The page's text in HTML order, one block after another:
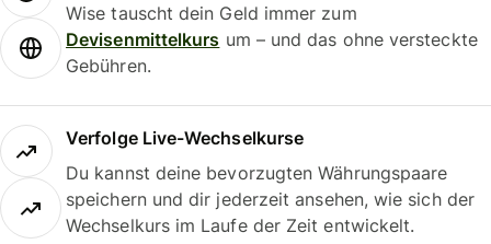
Wise tauscht dein Geld immer zum
Devisenmittelkurs um – und das ohne versteckte
Gebühren.
Verfolge Live-Wechselkurse
Du kannst deine bevorzugten Währungspaare
speichern und dir jederzeit ansehen, wie sich der
Wechselkurs im Laufe der Zeit entwickelt.